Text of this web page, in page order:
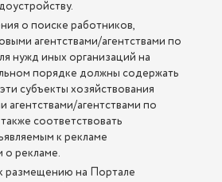
о поиске работников,
агентствами/агентствами по
нужд иных организаций на
порядке должны содержать
субъекты хозяйствования
агентствами/агентствами по
соответствовать
к рекламе
о рекламе.
размещению на Портале